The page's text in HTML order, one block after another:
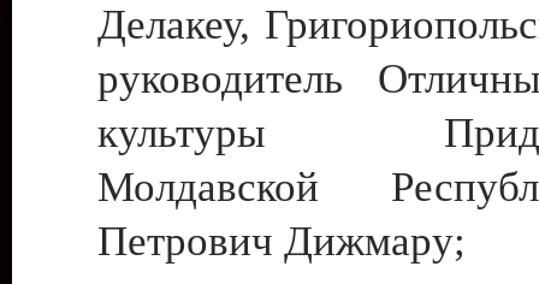
Делакеу,
руководитель
культуры
Молдавской
Петрович Дижмару;